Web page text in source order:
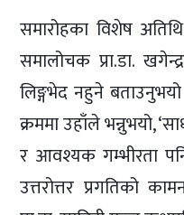
समारोहका विशेष
समालोचक प्रा.डा.
लिङ्गभेद नहुने
क्रममा उहाँले भन्नुभयो,
र आवश्यक गम्भीरता
उत्तरोत्तर प्रगतिको